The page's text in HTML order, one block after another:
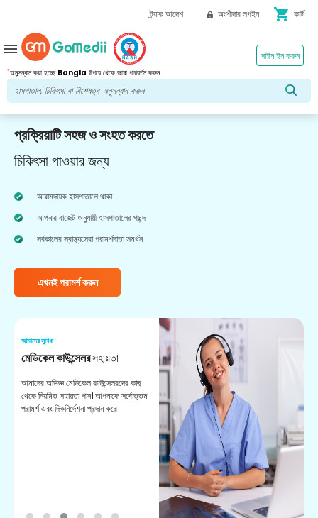
ট্র্যাক আদেশ অংশীদার লগইন shopping_cart কার্ট
*অনুসন্ধান করা হচ্ছে Bangla উপরে থেকে ভাষা পরিবর্তন করুন.
সাইন ইন করুন
menu
প্রক্রিয়াটি সহজ ও সংহত করতে
চিকিৎসা পাওয়ার জন্য
আরামদায়ক হাসপাতালে থাকা
আপনার বাজেট অনুযায়ী হাসপাতালের পছন্দ
সর্বকালের স্বাস্থ্যসেবা পরামর্শদাতা সমর্থন
এখনই পরামর্শ করুন
আমাদের সুবিধা
মেডিকেল কাউন্সেলরসহায়তা
আমাদের অভিজ্ঞ মেডিকেল কাউন্সেলরদের কাছ
থেকে নিয়মিত সহায়তা পান। আপনাকে সর্বোত্তম
পরামর্শ এবং দিকনির্দেশনা প্রদান করে।